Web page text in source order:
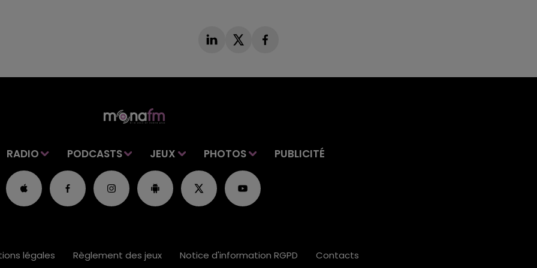
RADIO PODCASTS JEUX PHOTOS PUBLICITÉ
légales Règlement des jeux Notice d'information RGPD Contacts